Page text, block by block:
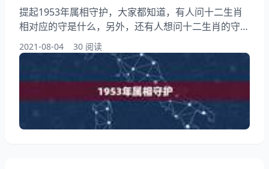
提起1953年属相守护，大家都知道，有人问十二生肖
相对应的守是什么，另外，还有人想问十二生肖的守护
分别是谁？你知道这是怎么回事？其实十二生肖对应的
守护，下面就一起来看看十二生肖的守护分别是什么
吗，希望能够帮助到大家！ 1953年属相守护 属鼠本
命：千手 属牛本命： 属虎本命： 属兔本命： 属龙本
命： 属蛇本命： 属马本命：大势至 属羊本命：大日 属
猴本命：大日 属鸡本命：不动尊 属狗本命：
2021-08-04 30 阅读